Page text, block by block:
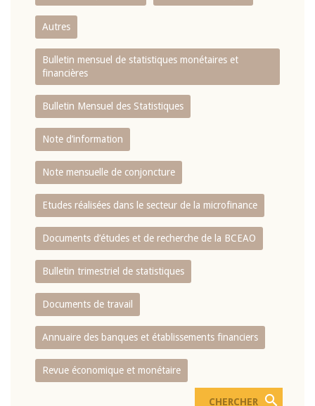
Autres
Bulletin mensuel de statistiques monétaires et
financières
Bulletin Mensuel des Statistiques
Note d’information
Note mensuelle de conjoncture
Etudes réalisées dans le secteur de la microfinance
Documents d’études et de recherche de la BCEAO
Bulletin trimestriel de statistiques
Documents de travail
Annuaire des banques et établissements financiers
Revue économique et monétaire